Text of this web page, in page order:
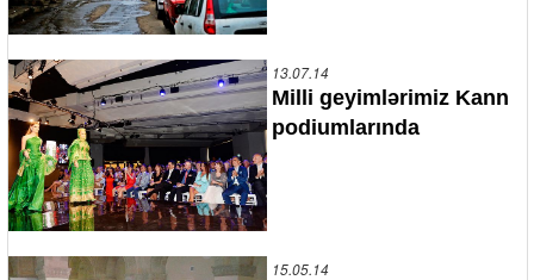
13.07.14
Milli geyimlərimiz Kann
podiumlarında
15.05.14